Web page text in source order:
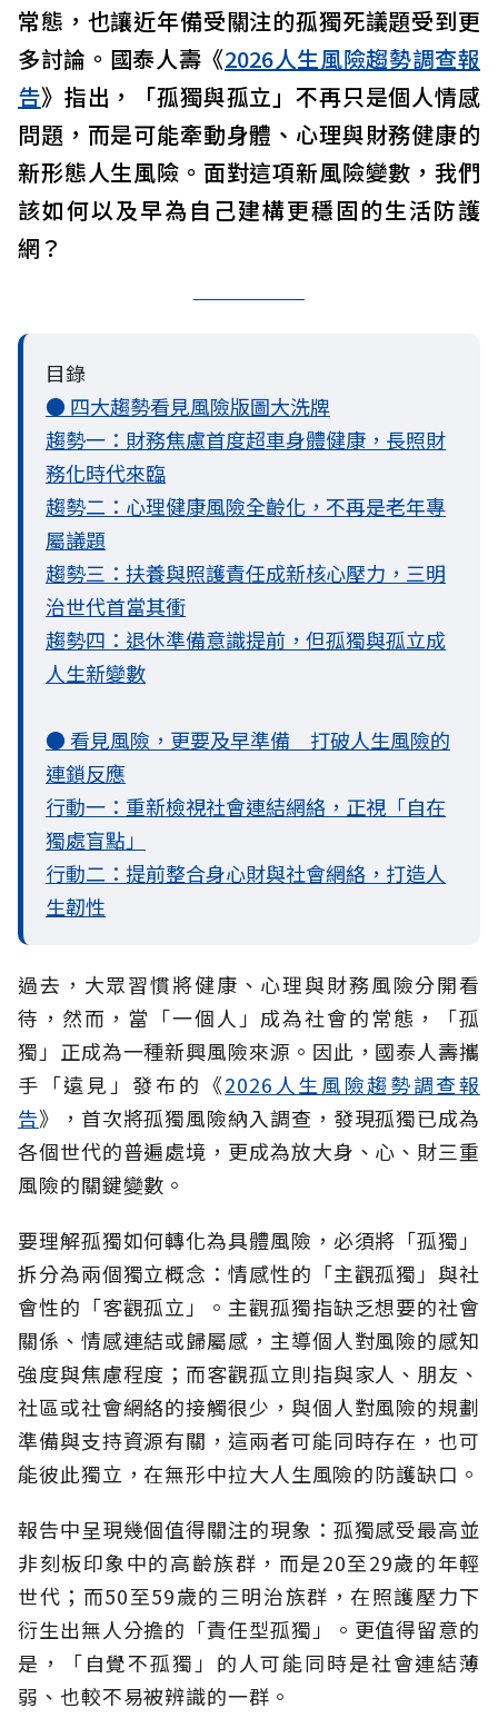
常態，也讓近年備受關注的孤獨死議題受到更
多討論。國泰人壽《2026人生風險趨勢調查報
告》指出，「孤獨與孤立」不再只是個人情感
問題，而是可能牽動身體、心理與財務健康的
新形態人生風險。面對這項新風險變數，我們
該如何以及早為自己建構更穩固的生活防護
網？
目錄
● 四大趨勢看見風險版圖大洗牌
趨勢一：財務焦慮首度超車身體健康，長照財
務化時代來臨
趨勢二：心理健康風險全齡化，不再是老年專
屬議題
趨勢三：扶養與照護責任成新核心壓力，三明
治世代首當其衝
趨勢四：退休準備意識提前，但孤獨與孤立成
人生新變數
● 看見風險，更要及早準備 打破人生風險的
連鎖反應
行動一：重新檢視社會連結網絡，正視「自在
獨處盲點」
行動二：提前整合身心財與社會網絡，打造人
生韌性
過去，大眾習慣將健康、心理與財務風險分開看
待，然而，當「一個人」成為社會的常態，「孤
獨」正成為一種新興風險來源。因此，國泰人壽攜
手「遠見」發布的《2026人生風險趨勢調查報
告》，首次將孤獨風險納入調查，發現孤獨已成為
各個世代的普遍處境，更成為放大身、心、財三重
風險的關鍵變數。
要理解孤獨如何轉化為具體風險，必須將「孤獨」
拆分為兩個獨立概念：情感性的「主觀孤獨」與社
會性的「客觀孤立」。主觀孤獨指缺乏想要的社會
關係、情感連結或歸屬感，主導個人對風險的感知
強度與焦慮程度；而客觀孤立則指與家人、朋友、
社區或社會網絡的接觸很少，與個人對風險的規劃
準備與支持資源有關，這兩者可能同時存在，也可
能彼此獨立，在無形中拉大人生風險的防護缺口。
報告中呈現幾個值得關注的現象：孤獨感受最高並
非刻板印象中的高齡族群，而是20至29歲的年輕
世代；而50至59歲的三明治族群，在照護壓力下
衍生出無人分擔的「責任型孤獨」。更值得留意的
是，「自覺不孤獨」的人可能同時是社會連結薄
弱、也較不易被辨識的一群。